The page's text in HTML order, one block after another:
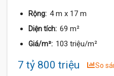
Rộng: 4 m x 17 m
Diện tích: 69 m²
Giá/m²: 103 triệu/m²
7 tỷ 800 triệu So